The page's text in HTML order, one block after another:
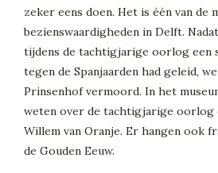
zeker eens doen. Het is één van de
bezienswaardigheden in Delft.
tijdens de tachtigjarige oorlog een
tegen de Spanjaarden had geleid,
Prinsenhof vermoord. In het
weten over de tachtigjarige oorlog
Willem van Oranje. Er hangen ook
de Gouden Eeuw.